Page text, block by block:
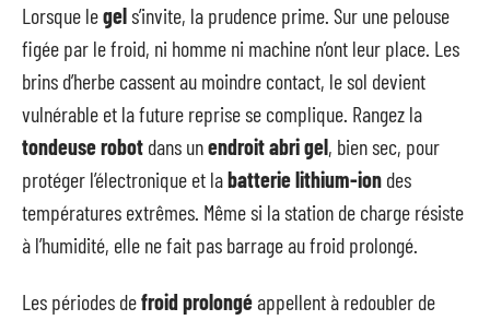
Lorsque legels’invite, la prudence prime. Sur une pelouse
figée par le froid, ni homme ni machine n’ont leur place. Les
brins d’herbe cassent au moindre contact, le sol devient
vulnérable et la future reprise se complique. Rangez la
tondeuse robot dans unendroit abri gel, bien sec, pour
protéger l’électronique et labatterie lithium-ion des
températures extrêmes. Même si la station de charge résiste
à l’humidité, elle ne fait pas barrage au froid prolongé.
Les périodes defroid prolongéappellent à redoubler de